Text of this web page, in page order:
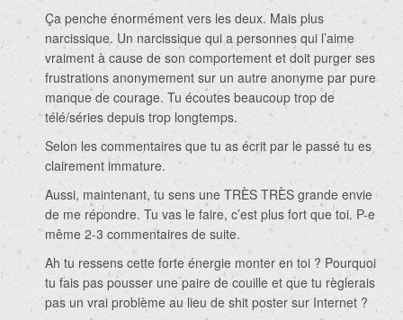
Ça penche énormément vers les deux. Mais plus
narcissique. Un narcissique qui a personnes qui l’aime
vraiment à cause de son comportement et doit purger ses
frustrations anonymement sur un autre anonyme par pure
manque de courage. Tu écoutes beaucoup trop de
télé/séries depuis trop longtemps.
Selon les commentaires que tu as écrit par le passé tu es
clairement immature.
Aussi, maintenant, tu sens une TRÈS TRÈS grande envie
de me répondre. Tu vas le faire, c’est plus fort que toi. P-e
même 2-3 commentaires de suite.
Ah tu ressens cette forte énergie monter en toi ? Pourquoi
tu fais pas pousser une paire de couille et que tu règlerais
pas un vrai problème au lieu de shit poster sur Internet ?